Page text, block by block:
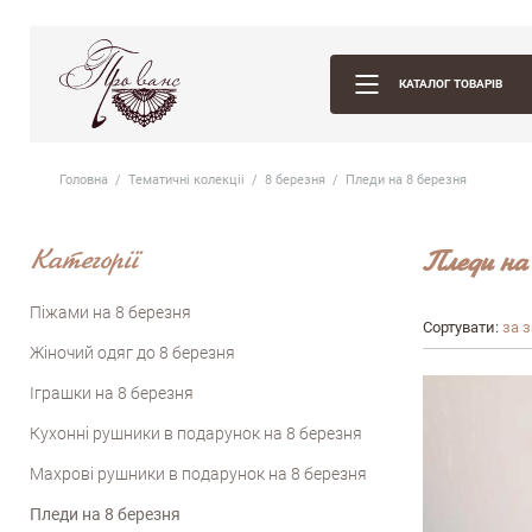
КАТАЛОГ ТОВАРІВ
Головна Тематичні колекцii 8 березня Пледи на 8 березня
Категорії
Піжами на 8 березня
Жіночий одяг до 8 березня
Іграшки на 8 березня
Кухонні рушники в подарунок на 8 березня
Махрові рушники в подарунок на 8 березня
Пледи на 8 березня
Пледи на
Сортувати: за